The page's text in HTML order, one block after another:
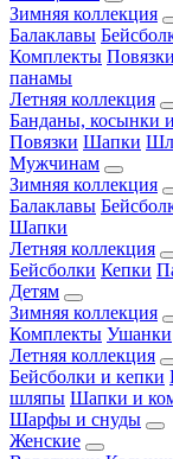
Зимняя коллекция
Балаклавы
Комплекты Повязки
панамы
Летняя коллекция
Банданы, косынки
Повязки Шапки
Мужчинам
Зимняя коллекция
Балаклавы
Шапки
Летняя коллекция
Бейсболки Кепки
Детям
Зимняя коллекция
Комплекты Ушанки
Летняя коллекция
Бейсболки и кепки
шляпы Шапки и
Шарфы и снуды
Женские